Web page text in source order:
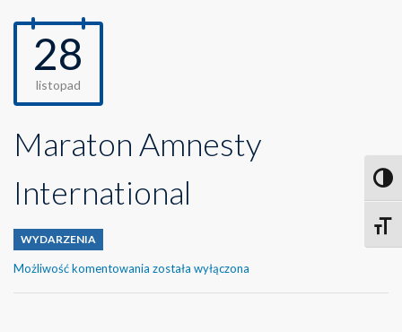
28
listopad
Maraton Amnesty
International
WYDARZENIA
Możliwość komentowania Maraton
została wyłączona